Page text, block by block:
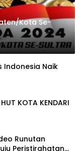
Kota Se-
Indonesia Naik
KOTA KENDARI
Runutan
Peristirahatan